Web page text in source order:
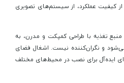
از کیفیت عملکرد، از سیستم‌های تصویری
منبع تغذیه با طراحی کمپکت و مدرن، به
و نگران‌کننده نیست. اشغال فضای
ایده‌آل برای نصب در محیط‌های مختلف